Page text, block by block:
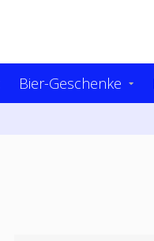
Bier-Geschenke